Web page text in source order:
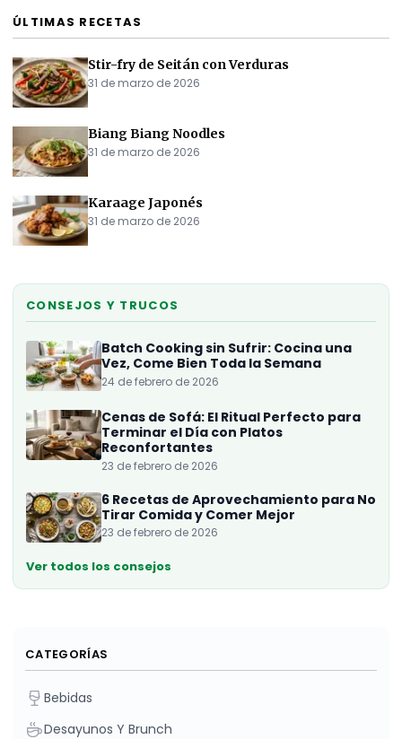
ÚLTIMAS RECETAS
Stir-fry de Seitán con Verduras
31 de marzo de 2026
Biang Biang Noodles
31 de marzo de 2026
Karaage Japonés
31 de marzo de 2026
CONSEJOS Y TRUCOS
Batch Cooking sin Sufrir: Cocina una
Vez, Come Bien Toda la Semana
24 de febrero de 2026
Cenas de Sofá: El Ritual Perfecto para
Terminar el Día con Platos
Reconfortantes
23 de febrero de 2026
6 Recetas de Aprovechamiento para No
Tirar Comida y Comer Mejor
23 de febrero de 2026
Ver todos los consejos
CATEGORÍAS
Bebidas
Desayunos Y Brunch